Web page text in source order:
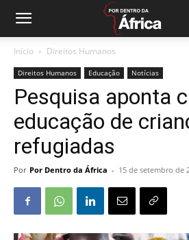
Início Direitos Humanos
Direitos Humanos Educação Notícias
Pesquisa aponta
educação de
refugiadas
Por Por Dentro da África - 15 de setembro de